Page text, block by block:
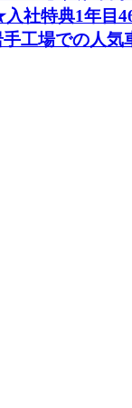
社特典1年目
工場での人気